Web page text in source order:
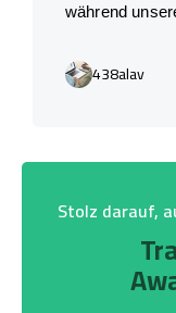
während
438alav
Stolz darauf,